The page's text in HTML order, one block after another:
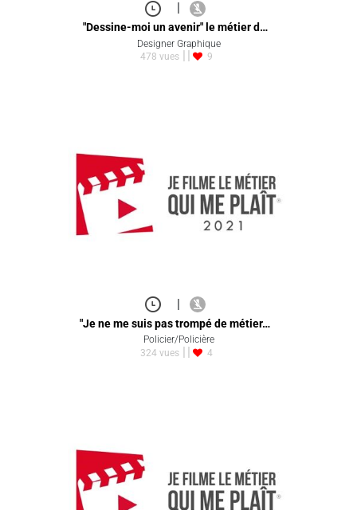
|
"Dessine-moi un avenir" le métier d…
Designer Graphique
478 vues
9
|
"Je ne me suis pas trompé de métier…
Policier/Policière
324 vues
4